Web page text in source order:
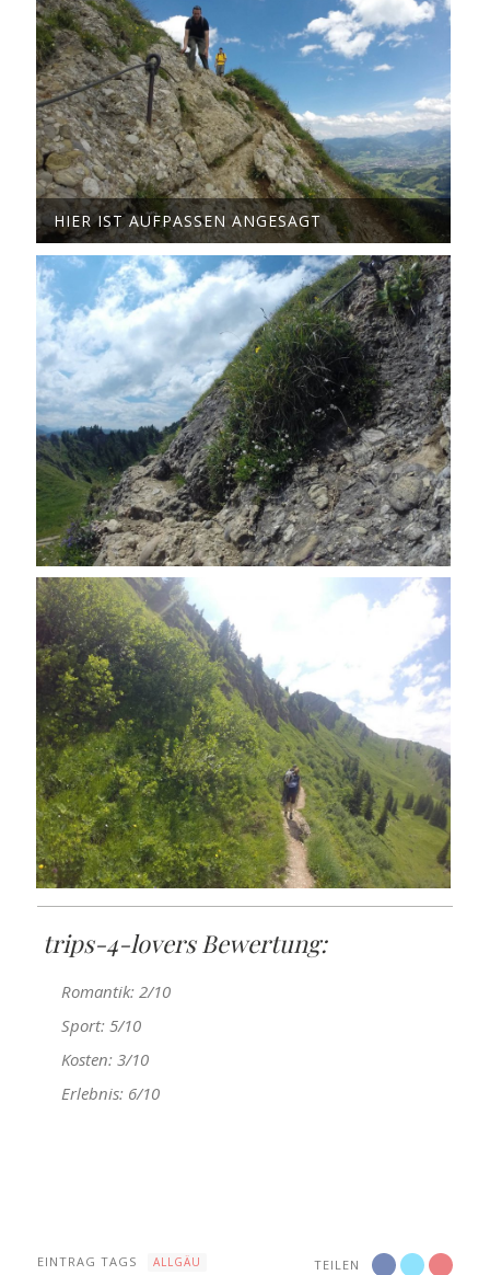
HIER IST AUFPASSEN ANGESAGT
trips-4-lovers Bewertung:
Romantik: 2/10
Sport: 5/10
Kosten: 3/10
Erlebnis: 6/10
TEILEN
EINTRAG TAGS
ALLGÄU